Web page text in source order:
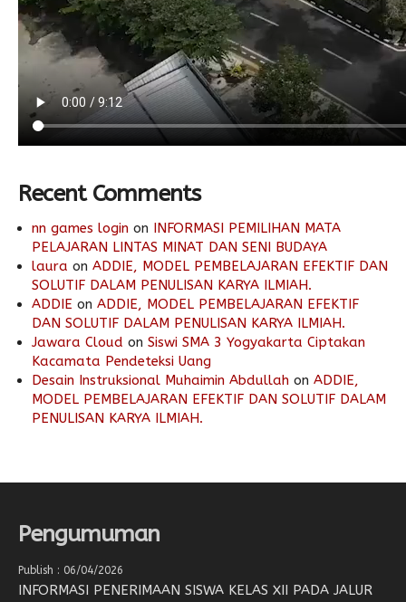
Recent Comments
nn games login on INFORMASI PEMILIHAN MATA
PELAJARAN LINTAS MINAT DAN SENI BUDAYA
laura on ADDIE, MODEL PEMBELAJARAN EFEKTIF DAN
SOLUTIF DALAM PENULISAN KARYA ILMIAH.
ADDIE on ADDIE, MODEL PEMBELAJARAN EFEKTIF
DAN SOLUTIF DALAM PENULISAN KARYA ILMIAH.
Jawara Cloud on Siswi SMA 3 Yogyakarta Ciptakan
Kacamata Pendeteksi Uang
Desain Instruksional Muhaimin Abdullah on ADDIE,
MODEL PEMBELAJARAN EFEKTIF DAN SOLUTIF DALAM
PENULISAN KARYA ILMIAH.
Pengumuman
Publish : 06/04/2026
INFORMASI PENERIMAAN SISWA KELAS XII PADA JALUR